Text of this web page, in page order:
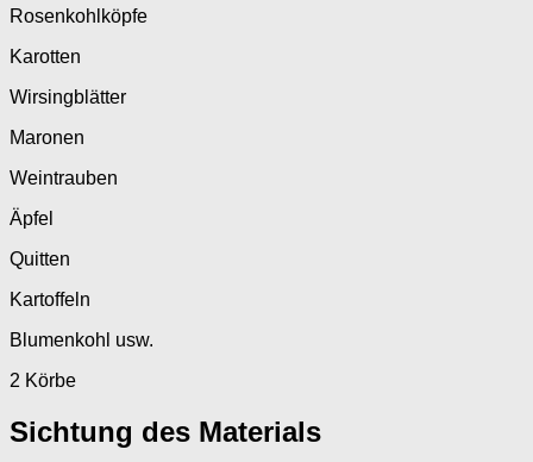
Rosenkohlköpfe
Karotten
Wirsingblätter
Maronen
Weintrauben
Äpfel
Quitten
Kartoffeln
Blumenkohl usw.
2 Körbe
Sichtung des Materials